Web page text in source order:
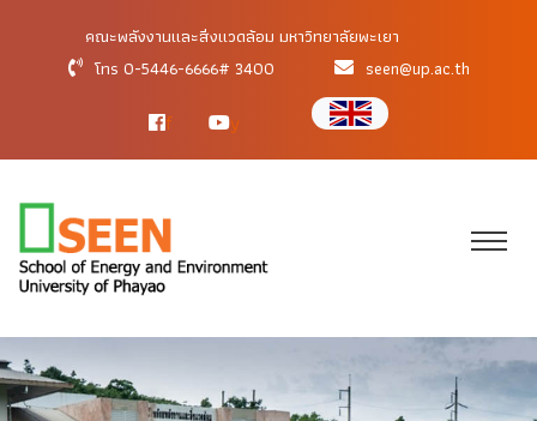
คณะพลังงานและสิ่งแวดล้อม มหาวิทยาลัยพะเยา
โทร 0-5446-6666# 3400
seen@up.ac.th
f y